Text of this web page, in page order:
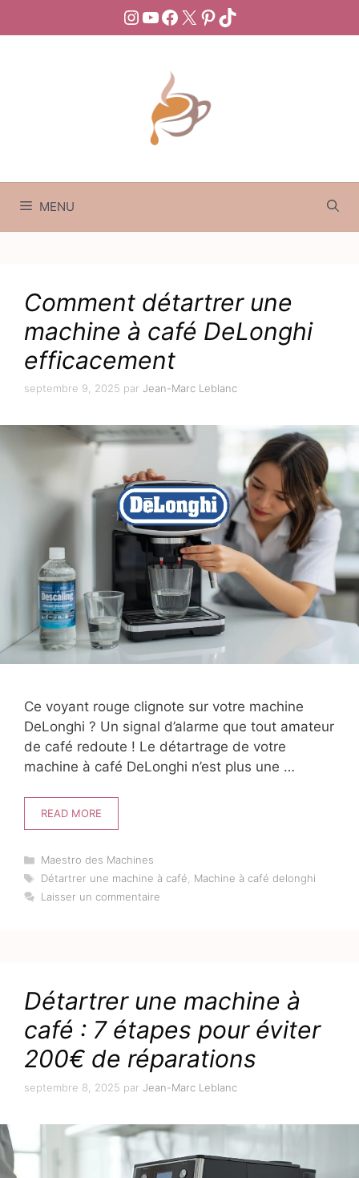
Instagram
YouTube
Facebook
X Pinterest
TikTok
MENU
Comment détartrer une
machine à café DeLonghi
efficacement
septembre 9, 2025 par Jean-Marc Leblanc
Ce voyant rouge clignote sur votre machine
DeLonghi ? Un signal d’alarme que tout amateur
de café redoute ! Le détartrage de votre
machine à café DeLonghi n’est plus une …
READ MORE
Catégories
Maestro des Machines
Étiquettes
Détartrer une machine à café, Machine à café delonghi
Laisser un commentaire
Détartrer une machine à
café : 7 étapes pour éviter
200€ de réparations
septembre 8, 2025 par Jean-Marc Leblanc